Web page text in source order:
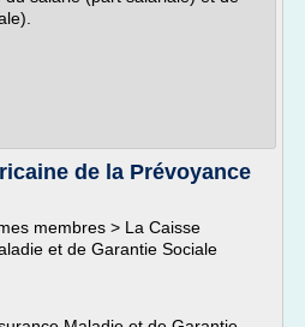
de la Prévoyance
membres > La Caisse
et de Garantie Sociale